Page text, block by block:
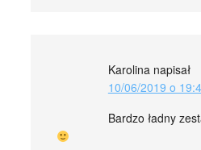
Karolina napisał
10/06/2019 o
Bardzo ładny